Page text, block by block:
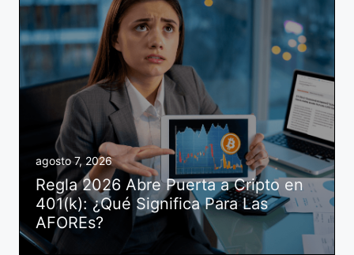
agosto 7, 2026
Regla 2026 Abre Puerta a Cripto en
401(k): ¿Qué Significa Para Las
AFOREs?